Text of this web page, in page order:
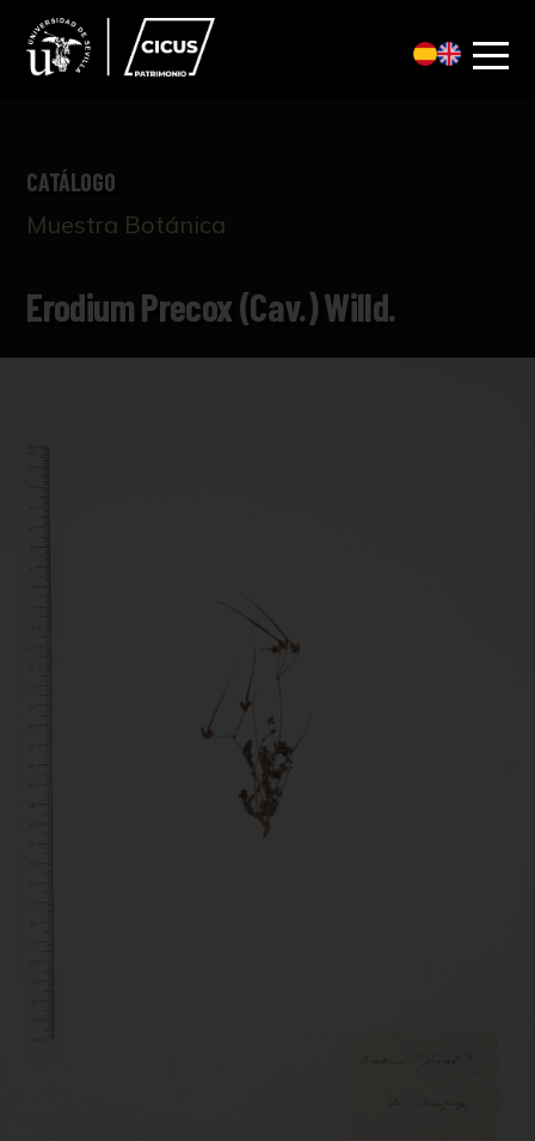
CATÁLOGO
Muestra Botánica
Erodium Precox (Cav.) Willd.